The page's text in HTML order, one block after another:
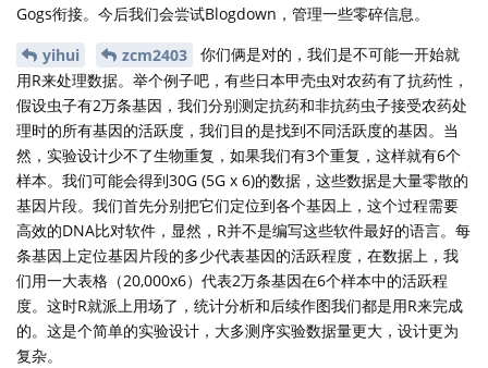
Gogs衔接。今后我们会尝试Blogdown，管理一些零碎信息。
yihui zcm2403
你们俩是对的，我们是不可能一开始就
用R来处理数据。举个例子吧，有些日本甲壳虫对农药有了抗药性，
假设虫子有2万条基因，我们分别测定抗药和非抗药虫子接受农药处
理时的所有基因的活跃度，我们目的是找到不同活跃度的基因。当
然，实验设计少不了生物重复，如果我们有3个重复，这样就有6个
样本。我们可能会得到30G (5G x 6)的数据，这些数据是大量零散的
基因片段。我们首先分别把它们定位到各个基因上，这个过程需要
高效的DNA比对软件，显然，R并不是编写这些软件最好的语言。每
条基因上定位基因片段的多少代表基因的活跃程度，在数据上，我
们用一大表格（20,000x6）代表2万条基因在6个样本中的活跃程
度。这时R就派上用场了，统计分析和后续作图我们都是用R来完成
的。这是个简单的实验设计，大多测序实验数据量更大，设计更为
复杂。